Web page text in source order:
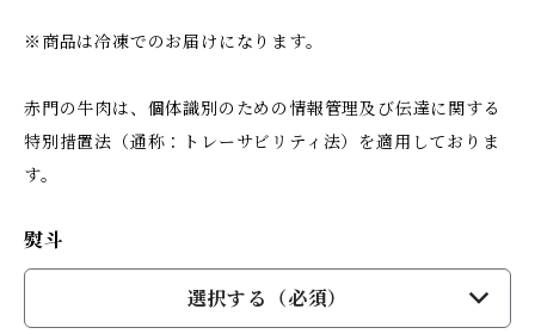
※商品は冷凍でのお届けになります。
赤門の牛肉は、個体識別のための情報管理及び伝達に関する
特別措置法（通称：トレーサビリティ法）を適用しておりま
す。
熨斗
選択する（必須）